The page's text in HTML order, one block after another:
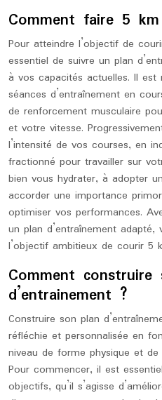
Comment faire 5
Pour atteindre l’objectif de
essentiel de suivre un plan
à vos capacités actuelles. Il
séances d’entraînement en
de renforcement musculaire
et votre vitesse.
l’intensité de vos courses, en
fractionné pour travailler sur
bien vous hydrater, à adopter
accorder une importance
optimiser vos performances.
un plan d’entraînement
l’objectif ambitieux de courir 5
Comment construire
d’entrainement ?
Construire son plan
réfléchie et personnalisée en
niveau de forme physique et
Pour commencer, il est
objectifs, qu’il s’agisse